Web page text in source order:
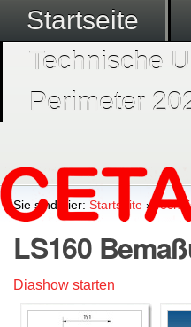
Startseite
Technische
Perimeter
Sie sind hier: Startseite ›
LS160
Diashow starten